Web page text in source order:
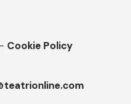
Cookie Policy